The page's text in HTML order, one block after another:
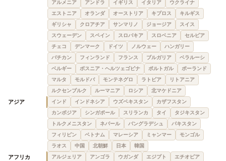
アルメニア
アンドラ イギリス イタリア
ウクライナ
エストニア
オランダ オーストリア キプロス
キルギス
ギリシャ
クロアチア サンマリノ ジョージア
スイス
スウェーデン
スペイン スロバキア スロベニア
セルビア
チェコ
デンマーク ドイツ ノルウェー
ハンガリー
バチカン
フィンランド フランス ブルガリア
ベラルーシ
ベルギー
ボスニア・ヘルツェゴビナ ポルトガル
ポーランド
マルタ
モルドバ モンテネグロ ラトビア
リトアニア
ルクセンブルク
ルーマニア ロシア 北マケドニア
アジア インド インドネシア ウズベキスタン
カザフスタン
カンボジア
シンガポール スリランカ タイ
タジキスタン
トルクメニスタン
ネパール バングラデシュ
パキスタン
フィリピン
ベトナム マレーシア ミャンマー
モンゴル
ラオス
中国 北朝鮮 日本 韓国
アフリカ アルジェリア アンゴラ ウガンダ エジプト
エチオピア